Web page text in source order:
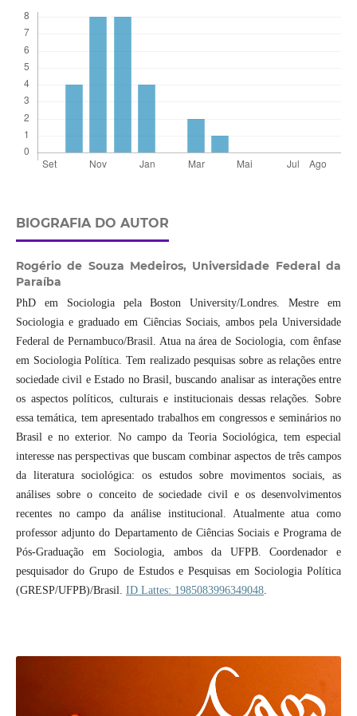
BIOGRAFIA DO AUTOR
Rogério de Souza Medeiros, Universidade Federal da
Paraíba
PhD em Sociologia pela Boston University/Londres. Mestre em
Sociologia e graduado em Ciências Sociais, ambos pela Universidade
Federal de Pernambuco/Brasil. Atua na área de Sociologia, com ênfase
em Sociologia Política. Tem realizado pesquisas sobre as relações entre
sociedade civil e Estado no Brasil, buscando analisar as interações entre
os aspectos políticos, culturais e institucionais dessas relações. Sobre
essa temática, tem apresentado trabalhos em congressos e seminários no
Brasil e no exterior. No campo da Teoria Sociológica, tem especial
interesse nas perspectivas que buscam combinar aspectos de três campos
da literatura sociológica: os estudos sobre movimentos sociais, as
análises sobre o conceito de sociedade civil e os desenvolvimentos
recentes no campo da análise institucional. Atualmente atua como
professor adjunto do Departamento de Ciências Sociais e Programa de
Pós-Graduação em Sociologia, ambos da UFPB. Coordenador e
pesquisador do Grupo de Estudos e Pesquisas em Sociologia Política
(GRESP/UFPB)/Brasil. ID Lattes: 1985083996349048.